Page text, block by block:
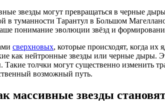
звезды могут превращаться в черные
туманности Тарантул в Большом
понимание эволюции звёзд и
сверхновых, которые происходят, когда
как нейтронные звезды или черные
толчки могут существенно изменить
возможный путь.
массивные звезды